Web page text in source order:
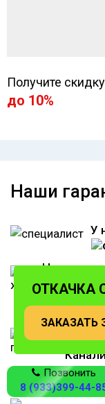
Получите скидку
до 10%
Наши
У
Не
места
Мы
ОТКАЧКА
ЗАКАЗАТЬ
Позвонить
8 (933)399-44-